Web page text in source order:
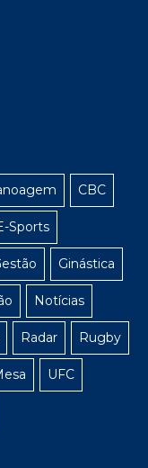
CBC
Sports
Ginástica
Notícias
Radar Rugby
UFC